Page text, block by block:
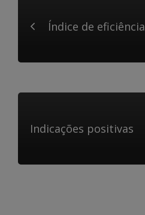
Índice de eficiência
Indicações positivas